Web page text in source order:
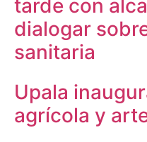
tarde con
dialogar
sanitaria
Upala
agrícola y